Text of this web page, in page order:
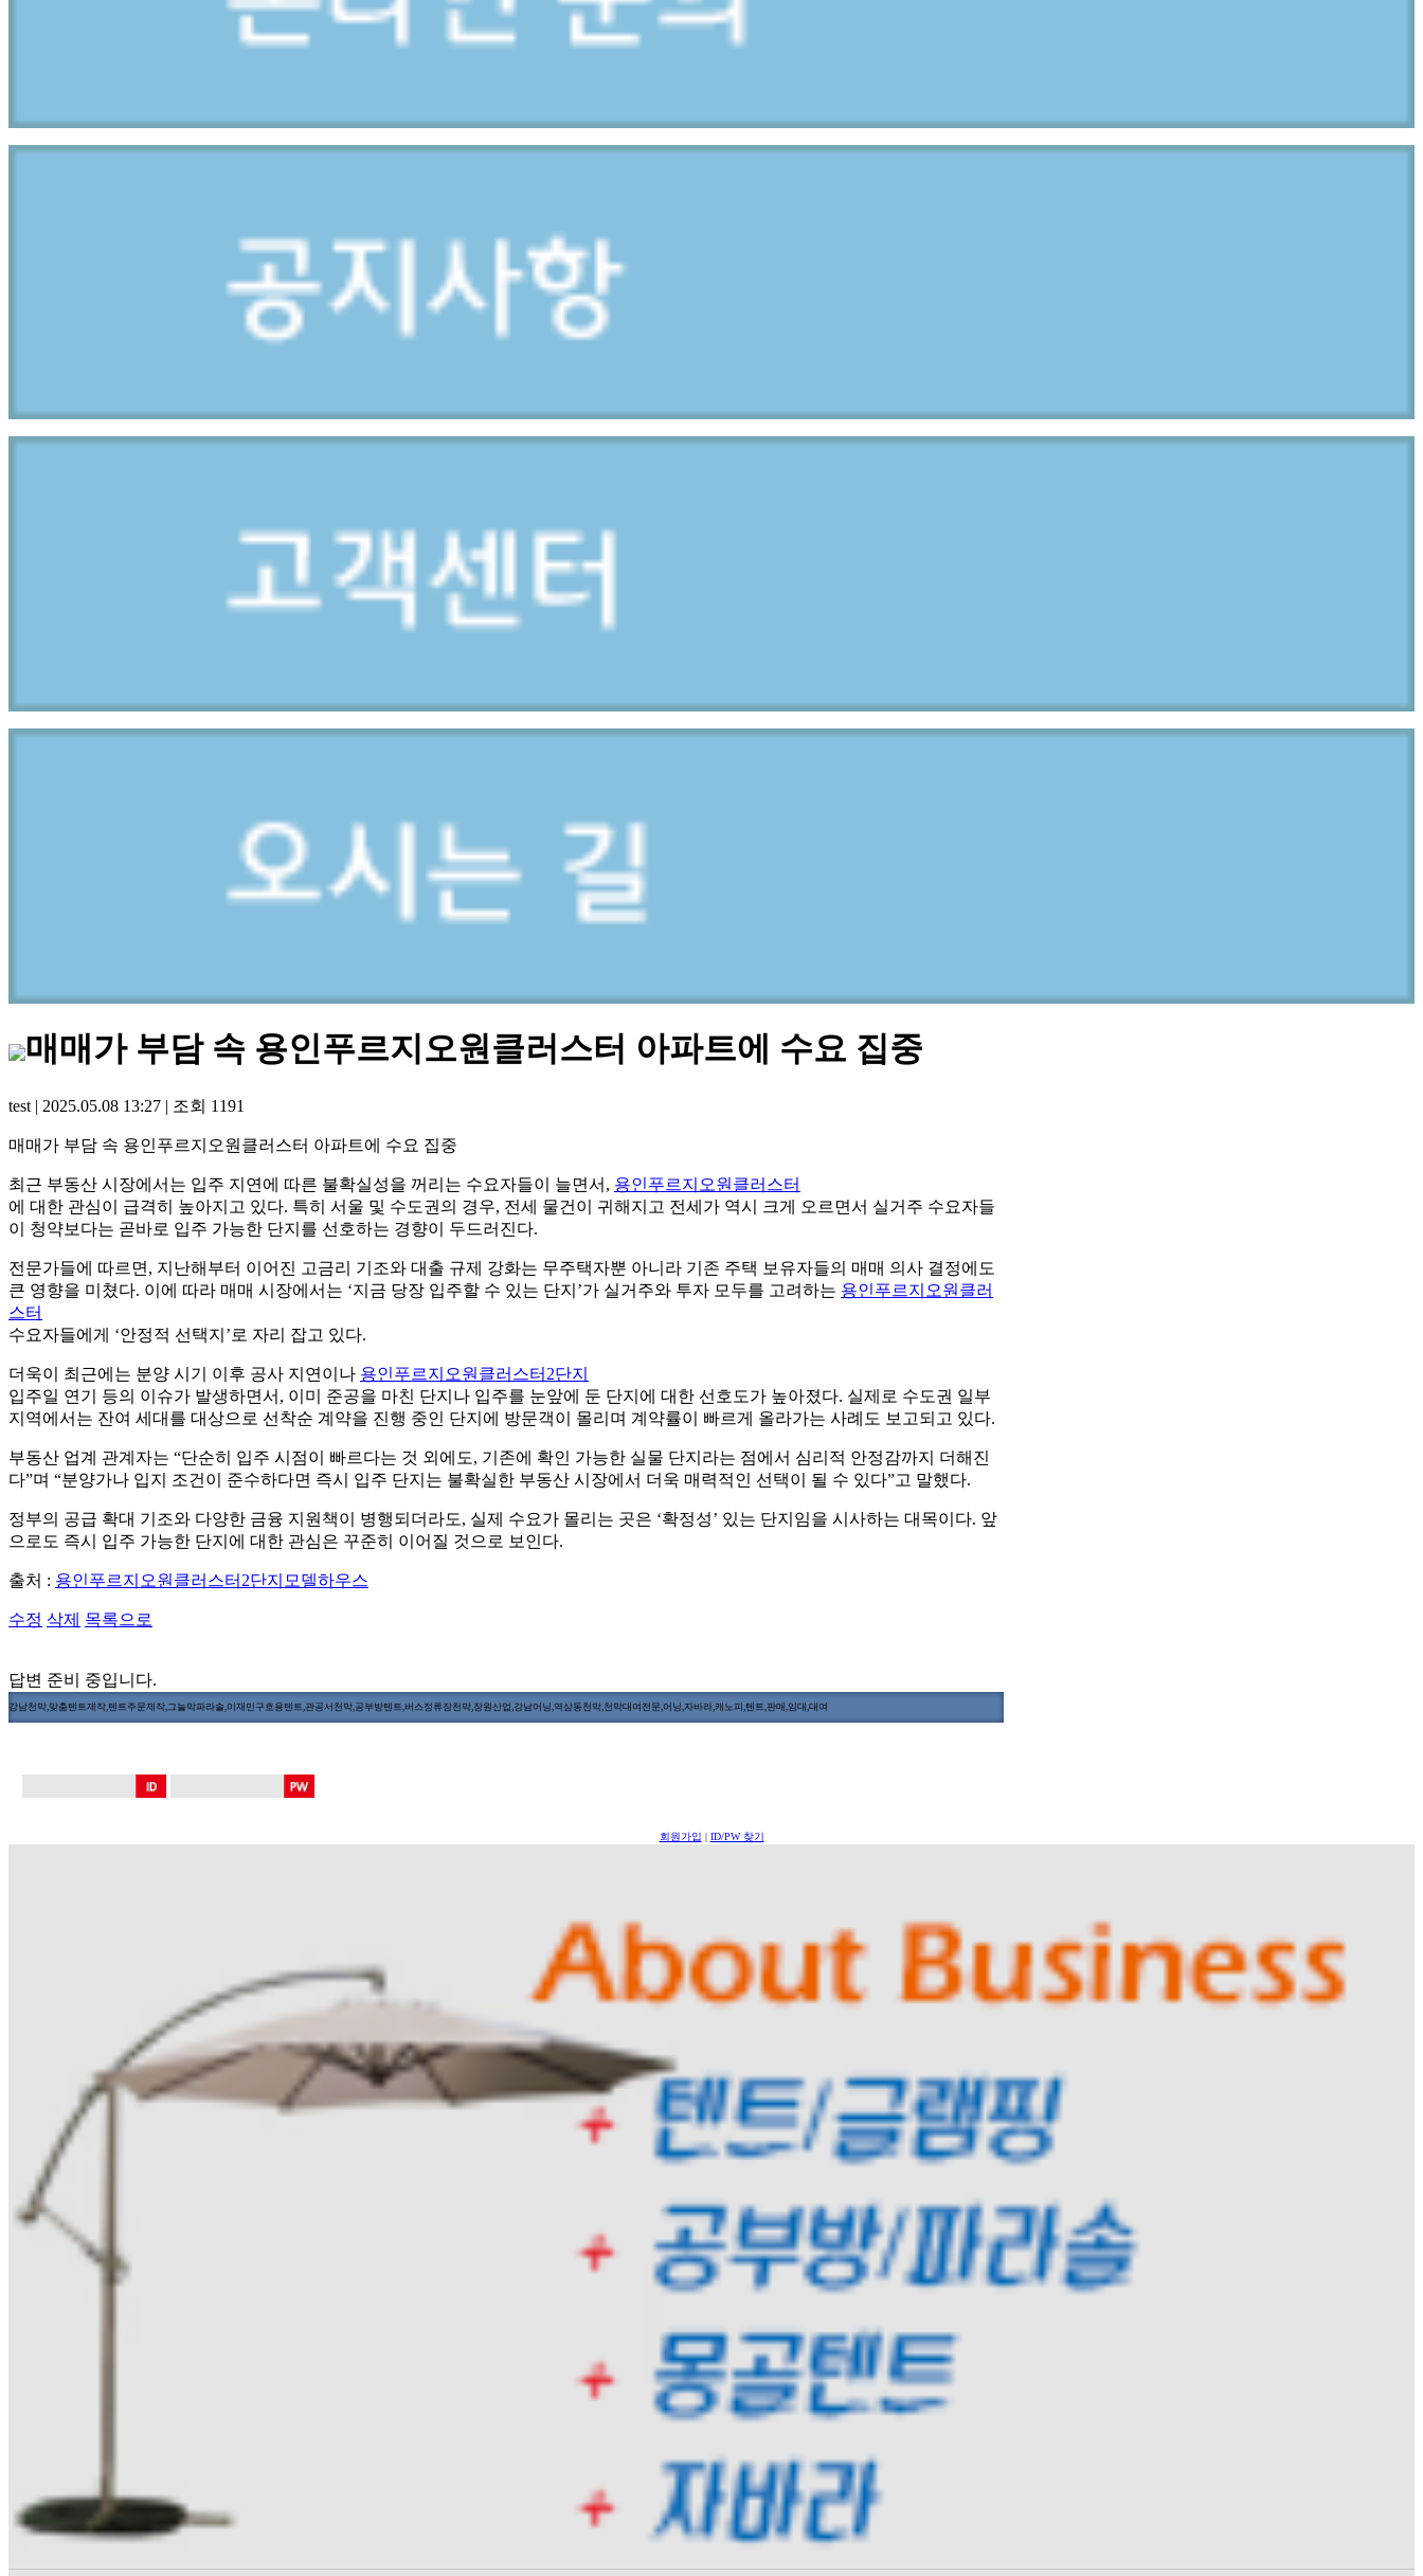
매매가 부담 속 용인푸르지오원클러스터 아파트에 수요 집중
test | 2025.05.08 13:27 | 조회 1191
매매가 부담 속 용인푸르지오원클러스터 아파트에 수요 집중
최근 부동산 시장에서는 입주 지연에 따른 불확실성을 꺼리는 수요자들이 늘면서, 용인푸르지오원클러스터
에 대한 관심이 급격히 높아지고 있다. 특히 서울 및 수도권의 경우, 전세 물건이 귀해지고 전세가 역시 크게 오르면서 실거주 수요자들
이 청약보다는 곧바로 입주 가능한 단지를 선호하는 경향이 두드러진다.
전문가들에 따르면, 지난해부터 이어진 고금리 기조와 대출 규제 강화는 무주택자뿐 아니라 기존 주택 보유자들의 매매 의사 결정에도
큰 영향을 미쳤다. 이에 따라 매매 시장에서는 ‘지금 당장 입주할 수 있는 단지’가 실거주와 투자 모두를 고려하는 용인푸르지오원클러
스터
수요자들에게 ‘안정적 선택지’로 자리 잡고 있다.
더욱이 최근에는 분양 시기 이후 공사 지연이나 용인푸르지오원클러스터2단지
입주일 연기 등의 이슈가 발생하면서, 이미 준공을 마친 단지나 입주를 눈앞에 둔 단지에 대한 선호도가 높아졌다. 실제로 수도권 일부
지역에서는 잔여 세대를 대상으로 선착순 계약을 진행 중인 단지에 방문객이 몰리며 계약률이 빠르게 올라가는 사례도 보고되고 있다.
부동산 업계 관계자는 “단순히 입주 시점이 빠르다는 것 외에도, 기존에 확인 가능한 실물 단지라는 점에서 심리적 안정감까지 더해진
다”며 “분양가나 입지 조건이 준수하다면 즉시 입주 단지는 불확실한 부동산 시장에서 더욱 매력적인 선택이 될 수 있다”고 말했다.
정부의 공급 확대 기조와 다양한 금융 지원책이 병행되더라도, 실제 수요가 몰리는 곳은 ‘확정성’ 있는 단지임을 시사하는 대목이다. 앞
으로도 즉시 입주 가능한 단지에 대한 관심은 꾸준히 이어질 것으로 보인다.
출처 : 용인푸르지오원클러스터2단지모델하우스
수정 삭제 목록으로
답변 준비 중입니다.
강남천막,맞춤텐트제작,텐트주문제작,그늘막파라솔,이재민구호용텐트,관공서천막,공부방텐트,버스정류장천막,장원산업,강남어닝,역삼동천막,천막대여전문,어닝,자바라,캐노피,텐트,판매,임대,대여
회원가입 | ID/PW 찾기